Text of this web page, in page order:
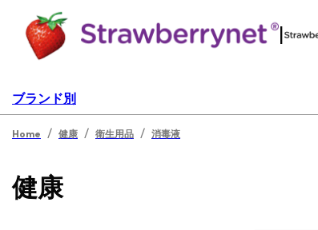
|
ブランド別
Home / 健康 / 衛生用品 / 消毒液
健康